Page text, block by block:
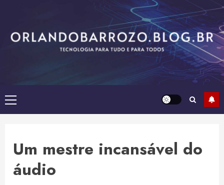
content
Primary
Menu
Um mestre incansável do
áudio